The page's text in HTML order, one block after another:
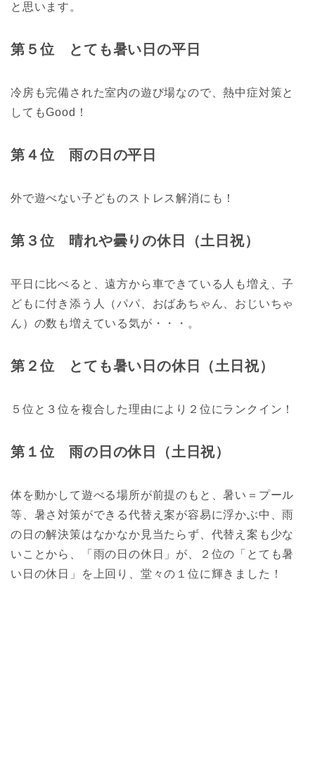
と思います。
第５位 とても暑い日の平日
冷房も完備された室内の遊び場なので、熱中症対策と
してもGood！
第４位 雨の日の平日
外で遊べない子どものストレス解消にも！
第３位 晴れや曇りの休日（土日祝）
平日に比べると、遠方から車できている人も増え、子
どもに付き添う人（パパ、おばあちゃん、おじいちゃ
ん）の数も増えている気が・・・。
第２位 とても暑い日の休日（土日祝）
５位と３位を複合した理由により２位にランクイン！
第１位 雨の日の休日（土日祝）
体を動かして遊べる場所が前提のもと、暑い＝プール
等、暑さ対策ができる代替え案が容易に浮かぶ中、雨
の日の解決策はなかなか見当たらず、代替え案も少な
いことから、「雨の日の休日」が、２位の「とても暑
い日の休日」を上回り、堂々の１位に輝きました！